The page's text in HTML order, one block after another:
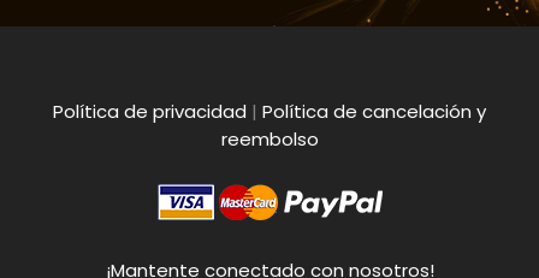
Política de privacidad | Política de cancelación y
reembolso
¡Mantente conectado con nosotros!